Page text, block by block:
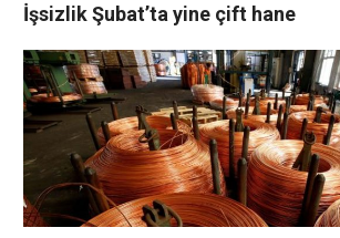
İşsizlik Şubat’ta yine çift hane